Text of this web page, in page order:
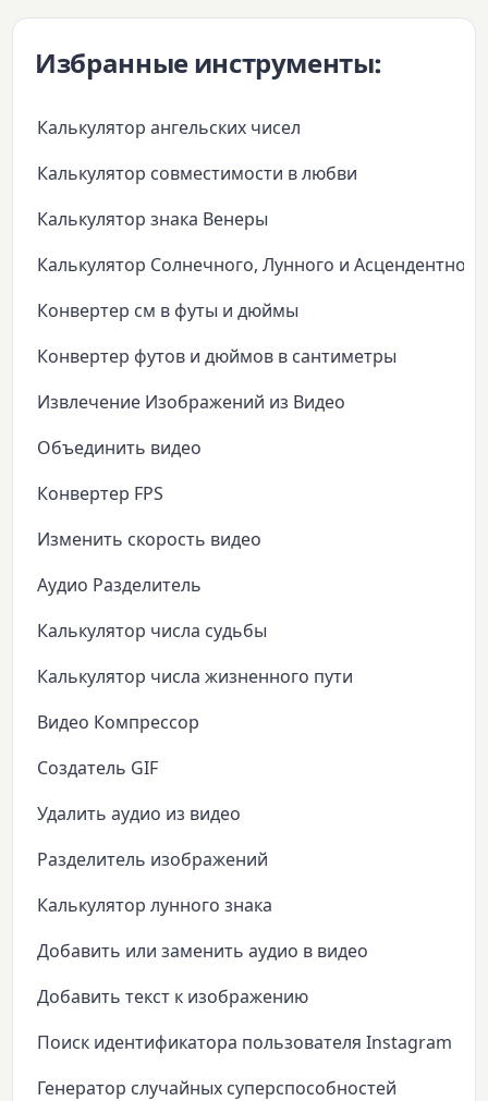
Избранные инструменты:
Калькулятор ангельских чисел
Калькулятор совместимости в любви
Калькулятор знака Венеры
Калькулятор Солнечного, Лунного и Асцендентного
Конвертер см в футы и дюймы
Конвертер футов и дюймов в сантиметры
Извлечение Изображений из Видео
Объединить видео
Конвертер FPS
Изменить скорость видео
Аудио Разделитель
Калькулятор числа судьбы
Калькулятор числа жизненного пути
Видео Компрессор
Создатель GIF
Удалить аудио из видео
Разделитель изображений
Калькулятор лунного знака
Добавить или заменить аудио в видео
Добавить текст к изображению
Поиск идентификатора пользователя Instagram
Генератор случайных суперспособностей